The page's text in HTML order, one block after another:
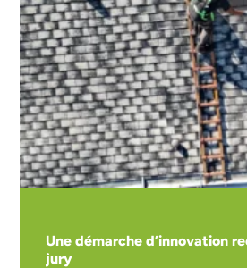
Une démarche d’innovation
jury